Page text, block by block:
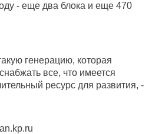
- еще два блока и еще 470
генерацию, которая
все, что имеется
ресурс для развития, -